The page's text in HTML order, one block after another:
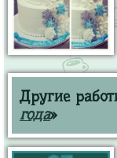
Другие
года»